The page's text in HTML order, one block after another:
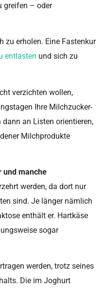
greifen – oder
zu erholen. Eine Fastenkur
entlasten und sich zu
verzichten wollen,
Ihre Milchzucker-
an Listen orientieren,
Milchprodukte
und manche
werden, da dort nur
sind. Je länger nämlich
enthält er. Hartkäse
sogar
werden, trotz seines
Die im Joghurt